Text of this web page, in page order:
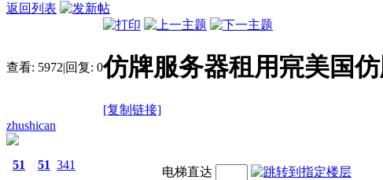
返回列表
查看: 5972|回复: 0仿牌服务器租用宺美国
[复制链接]
zhushican
51 51 341
电梯直达